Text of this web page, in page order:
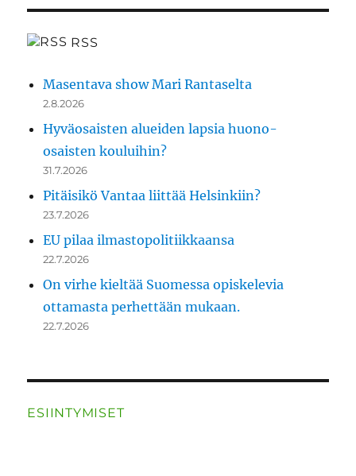
RSS
Masentava show Mari Rantaselta
2.8.2026
Hyväosaisten alueiden lapsia huono-
osaisten kouluihin?
31.7.2026
Pitäisikö Vantaa liittää Helsinkiin?
23.7.2026
EU pilaa ilmastopolitiikkaansa
22.7.2026
On virhe kieltää Suomessa opiskelevia
ottamasta perhettään mukaan.
22.7.2026
ESIINTYMISET